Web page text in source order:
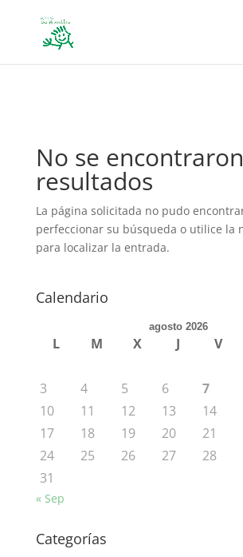
No se encontraron
resultados
La página solicitada no pudo
perfeccionar su búsqueda o utilice la
para localizar la entrada.
Calendario
agosto 2026
L M X J V
3
4 5 6 7
10
11 12 13 14
17
18 19 20 21
24
25 26 27 28
31
« Sep
Categorías